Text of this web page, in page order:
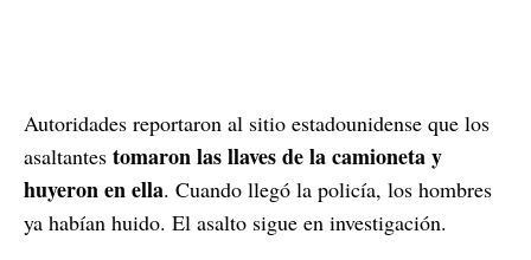
Autoridades reportaron al sitio estadounidense que los
asaltantes tomaron las llaves de la camioneta y
huyeron en ella. Cuando llegó la policía, los hombres
ya habían huido. El asalto sigue en investigación.